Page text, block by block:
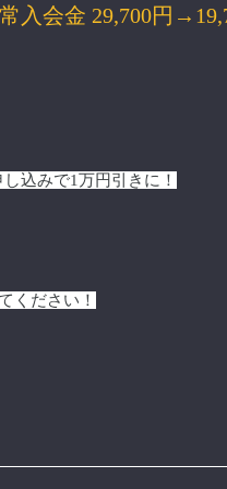
入会金 29,700円
込みで1万円引きに！
ください！